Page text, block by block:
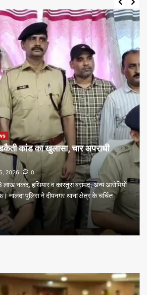
कांड का खुलासा, चार अपराधी
2026 0
नकद, हथियार व कारतूस बरामद; अन्य आरोपियों
नालंदा पुलिस ने दीपनगर थाना क्षेत्र के चर्चित